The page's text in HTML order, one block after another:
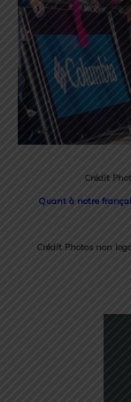
Crédit
Quant à notre
Crédit Photos non